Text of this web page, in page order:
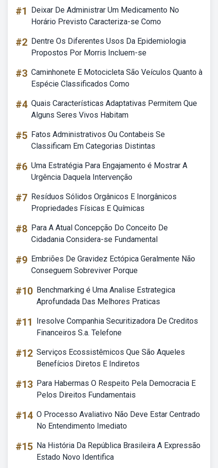
#1
Deixar De Administrar Um Medicamento No
Horário Previsto Caracteriza-se Como
#2 Dentre Os Diferentes Usos Da Epidemiologia
Propostos Por Morris Incluem-se
#3 Caminhonete E Motocicleta São Veículos Quanto à
Espécie Classificados Como
#4 Quais Características Adaptativas Permitem Que
Alguns Seres Vivos Habitam
#5 Fatos Administrativos Ou Contabeis Se
Classificam Em Categorias Distintas
#6 Uma Estratégia Para Engajamento é Mostrar A
Urgência Daquela Intervenção
#7 Resíduos Sólidos Orgânicos E Inorgânicos
Propriedades Físicas E Químicas
#8 Para A Atual Concepção Do Conceito De
Cidadania Considera-se Fundamental
#9 Embriões De Gravidez Ectópica Geralmente Não
Conseguem Sobreviver Porque
#10 Benchmarking é Uma Analise Estrategica
Aprofundada Das Melhores Praticas
#11
Iresolve Companhia Securitizadora De Creditos
Financeiros S.a. Telefone
#12 Serviços Ecossistêmicos Que São Aqueles
Benefícios Diretos E Indiretos
#13 Para Habermas O Respeito Pela Democracia E
Pelos Direitos Fundamentais
#14 O Processo Avaliativo Não Deve Estar Centrado
No Entendimento Imediato
#15 Na História Da República Brasileira A Expressão
Estado Novo Identifica